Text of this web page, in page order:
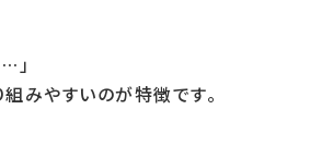
」
みやすいのが特徴です。